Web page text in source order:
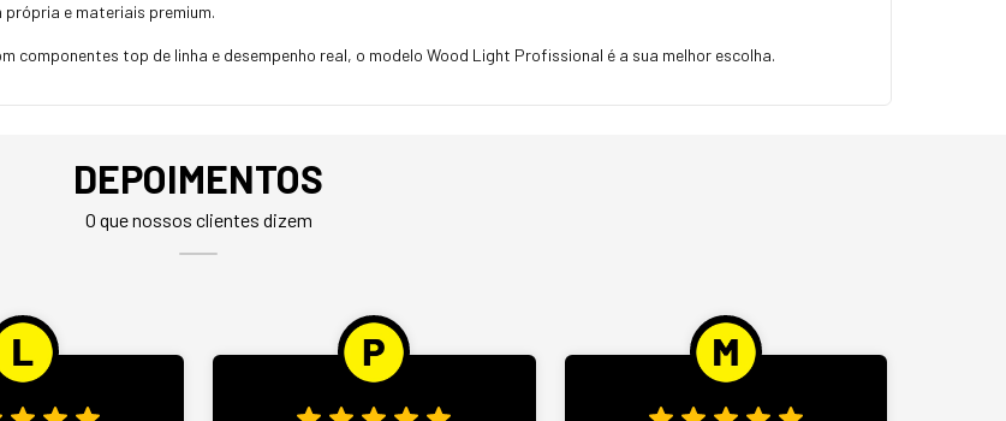
e materiais premium.
componentes top de linha e desempenho real, o modelo Wood Light Profissional é a sua melhor escolha.
DEPOIMENTOS
O que nossos clientes dizem